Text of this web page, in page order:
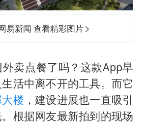
易新闻 查看精彩图片
卖点餐了吗？这款App早
活中离不开的工具。而它
楼 ，建设进展也一直吸引
根据网友最新拍到的现场